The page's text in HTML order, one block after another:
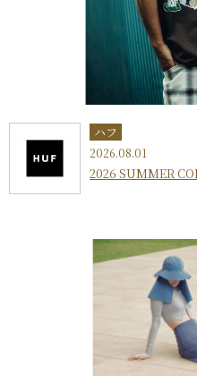
ハフ
2026.08.01
2026 SUMMER